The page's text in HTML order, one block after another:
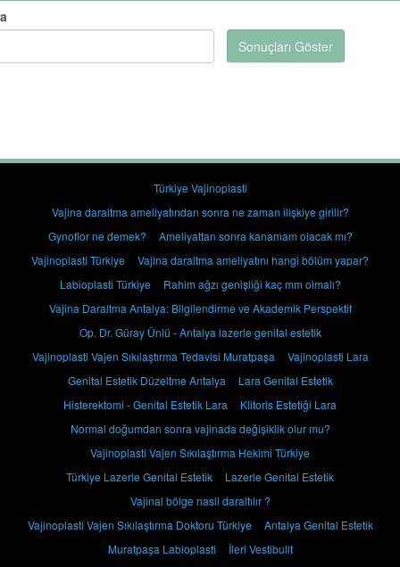
Sonuçları Göster
Türkiye Vajinoplasti
Vajina daraltma ameliyatından sonra ne zaman ilişkiye girilir?
Gynoflor ne demek?
Ameliyattan sonra kanamam olacak mı?
Vajinoplasti Türkiye
Vajina daraltma ameliyatını hangi bölüm yapar?
Labioplasti Türkiye
Rahim ağzı genişliği kaç mm olmalı?
Vajina Daraltma Antalya: Bilgilendirme ve Akademik Perspektif
Op. Dr. Güray Ünlü - Antalya lazerle genital estetik
Vajinoplasti Vajen Sıkılaştırma Tedavisi Muratpaşa
Vajinoplasti Lara
Genital Estetik Düzeltme Antalya
Lara Genital Estetik
Histerektomi - Genital Estetik Lara
Klitoris Estetiği Lara
Normal doğumdan sonra vajinada değişiklik olur mu?
Vajinoplasti Vajen Sıkılaştırma Hekimi Türkiye
Türkiye Lazerle Genital Estetik
Lazerle Genital Estetik
Vajinal bölge nasil daraltılır ?
Vajinoplasti Vajen Sıkılaştırma Doktoru Türkiye
Antalya Genital Estetik
Muratpaşa Labioplasti
İleri Vestibulit